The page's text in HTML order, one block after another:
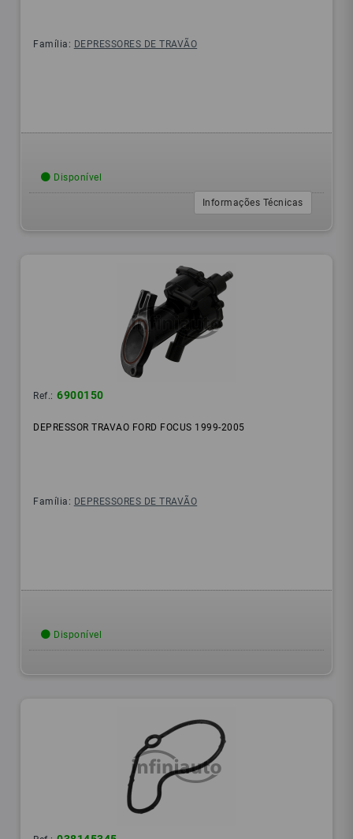
Família: DEPRESSORES DE TRAVÃO
Disponível
Informações Técnicas
Ref.: 6900150
DEPRESSOR TRAVAO FORD FOCUS 1999-2005
Família: DEPRESSORES DE TRAVÃO
Disponível